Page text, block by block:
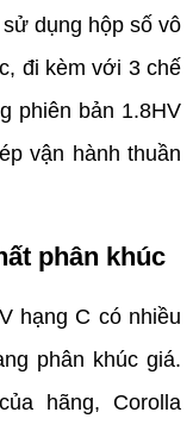
dụng hộp số vô
đi kèm với 3 chế
phiên bản 1.8HV
vận hành thuần
phân khúc
hạng C có nhiều
phân khúc giá.
hãng, Corolla